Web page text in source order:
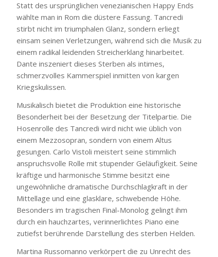
Statt des ursprünglichen venezianischen Happy Ends
wählte man in Rom die düstere Fassung. Tancredi
stirbt nicht im triumphalen Glanz, sondern erliegt
einsam seinen Verletzungen, während sich die Musik zu
einem radikal leidenden Streicherklang hinarbeitet.
Dante inszeniert dieses Sterben als intimes,
schmerzvolles Kammerspiel inmitten von kargen
Kriegskulissen.
Musikalisch bietet die Produktion eine historische
Besonderheit bei der Besetzung der Titelpartie. Die
Hosenrolle des Tancredi wird nicht wie üblich von
einem Mezzosopran, sondern von einem Altus
gesungen. Carlo Vistoli meistert seine stimmlich
anspruchsvolle Rolle mit stupender Geläufigkeit. Seine
kräftige und harmonische Stimme besitzt eine
ungewöhnliche dramatische Durchschlagkraft in der
Mittellage und eine glasklare, schwebende Höhe.
Besonders im tragischen Final-Monolog gelingt ihm
durch ein hauchzartes, verinnerlichtes Piano eine
zutiefst berührende Darstellung des sterben Helden.
Martina Russomanno verkörpert die zu Unrecht des